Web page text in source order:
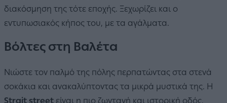
διακόσμηση της τότε εποχής. Ξεχωρίζει και ο
εντυπωσιακός κήπος του, με τα αγάλματα.
Βόλτες στη Βαλέτα
Νιώστε τον παλμό της πόλης περπατώντας στα στενά
σοκάκια και ανακαλύπτοντας τα μικρά μυστικά της. Η
Strait street είναι η πιο ζωντανή και ιστορική οδός,